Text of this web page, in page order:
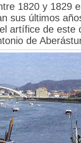
1820 y 1829
sus últimos
artífice de este
de